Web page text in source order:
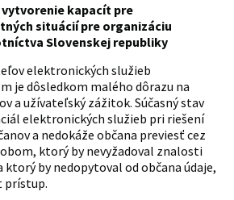
kapacít pre
situácií pre organizáciu
Slovenskej republiky
elektronických služieb
je dôsledkom malého dôrazu na
a užívateľský zážitok. Súčasný stav
elektronických služieb pri riešení
a nedokáže občana previesť cez
ktorý by nevyžadoval znalosti
ktorý by nedopytoval od občana údaje,
prístup.